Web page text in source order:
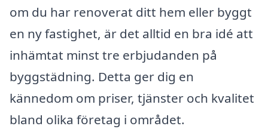
om du har renoverat ditt hem eller byggt
en ny fastighet, är det alltid en bra idé att
inhämtat minst tre erbjudanden på
byggstädning. Detta ger dig en
kännedom om priser, tjänster och kvalitet
bland olika företag i området.